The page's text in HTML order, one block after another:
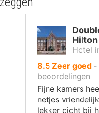
Hotel
8.5uit
10
,
Zeer goed ‐
beoordelingen
Fijne kamers
netjes
lekker dicht bij